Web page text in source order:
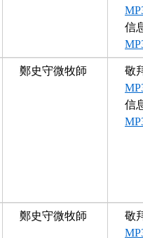
信
鄭史守微牧師
敬
信
鄭史守微牧師
敬